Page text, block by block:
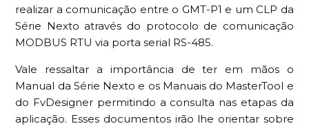
realizar a comunicação entre o GMT-P1 e um CLP da
Série Nexto através do protocolo de comunicação
MODBUS RTU via porta serial RS-485.
Vale ressaltar a importância de ter em mãos o
Manual da Série Nexto e os Manuais do MasterTool e
do FvDesigner permitindo a consulta nas etapas da
aplicação. Esses documentos irão lhe orientar sobre